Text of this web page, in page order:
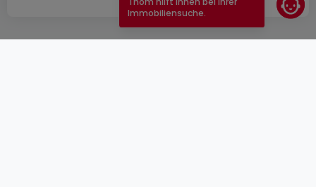
Immobiliensuche.